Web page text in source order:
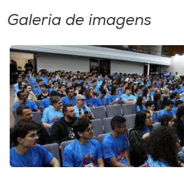
Galeria de imagens